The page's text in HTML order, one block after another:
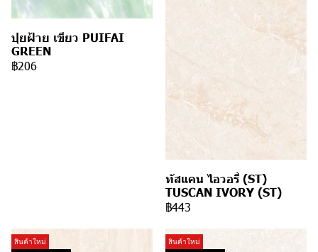
ปุยฝ้าย เขียว PUIFAI
GREEN
฿206
ทัสแคน ไอวอรี่ (ST)
TUSCAN IVORY (ST)
฿443
สินค้าใหม่
สินค้าใหม่